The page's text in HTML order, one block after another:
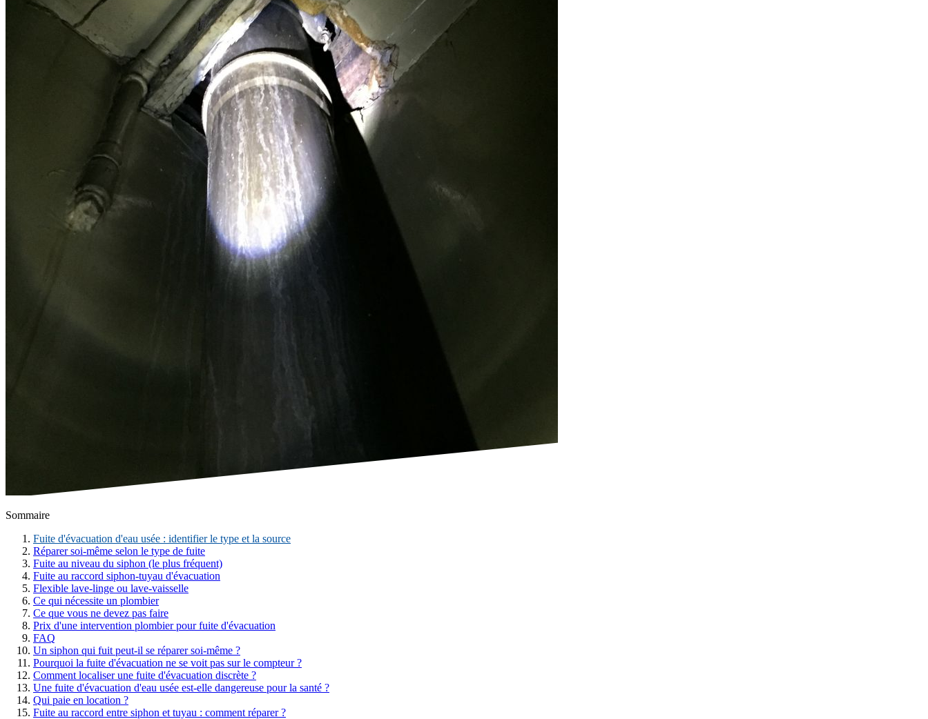
Sommaire
Fuite d'évacuation d'eau usée : identifier le type et la source
Réparer soi-même selon le type de fuite
Fuite au niveau du siphon (le plus fréquent)
Fuite au raccord siphon-tuyau d'évacuation
Flexible lave-linge ou lave-vaisselle
Ce qui nécessite un plombier
Ce que vous ne devez pas faire
Prix d'une intervention plombier pour fuite d'évacuation
FAQ
Un siphon qui fuit peut-il se réparer soi-même ?
Pourquoi la fuite d'évacuation ne se voit pas sur le compteur ?
Comment localiser une fuite d'évacuation discrète ?
Une fuite d'évacuation d'eau usée est-elle dangereuse pour la santé ?
Qui paie en location ?
Fuite au raccord entre siphon et tuyau : comment réparer ?